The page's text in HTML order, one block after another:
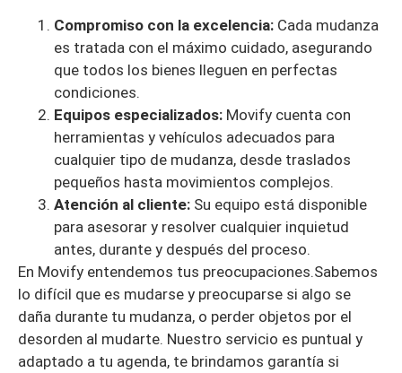
Compromiso con la excelencia: Cada mudanza
es tratada con el máximo cuidado, asegurando
que todos los bienes lleguen en perfectas
condiciones.
Equipos especializados: Movify cuenta con
herramientas y vehículos adecuados para
cualquier tipo de mudanza, desde traslados
pequeños hasta movimientos complejos.
Atención al cliente: Su equipo está disponible
para asesorar y resolver cualquier inquietud
antes, durante y después del proceso.
En Movify entendemos tus preocupaciones.Sabemos
lo difícil que es mudarse y preocuparse si algo se
daña durante tu mudanza, o perder objetos por el
desorden al mudarte. Nuestro servicio es puntual y
adaptado a tu agenda, te brindamos garantía si